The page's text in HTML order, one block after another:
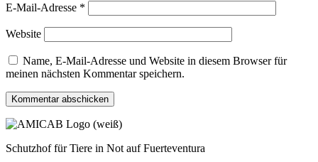
E-Mail-Adresse *
Website
Name, E-Mail-Adresse und Website in diesem Browser für
meinen nächsten Kommentar speichern.
Schutzhof für Tiere in Not auf Fuerteventura